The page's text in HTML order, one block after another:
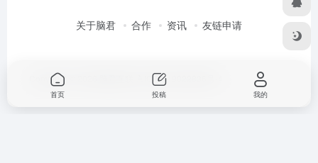
关于脑君 合作 资讯 友链申请
Copyright © 2026 京ICP备19022836号-4
首页 投稿 我的